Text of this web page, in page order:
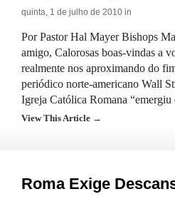
quinta, 1 de julho de 2010 in
Por Pastor Hal Mayer Bishops
amigo, Calorosas boas-vindas a
realmente nos aproximando do
periódico norte-americano Wall
Igreja Católica Romana
View This Article →
Roma Exige